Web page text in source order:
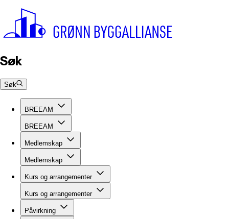
Søk
Søk
BREEAM
BREEAM
Medlemskap
Medlemskap
Kurs og arrangementer
Kurs og arrangementer
Påvirkning